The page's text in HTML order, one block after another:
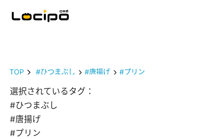
TOP #ひつまぶし #唐揚げ #プリン
選択されているタグ：
#ひつまぶし
#唐揚げ
#プリン